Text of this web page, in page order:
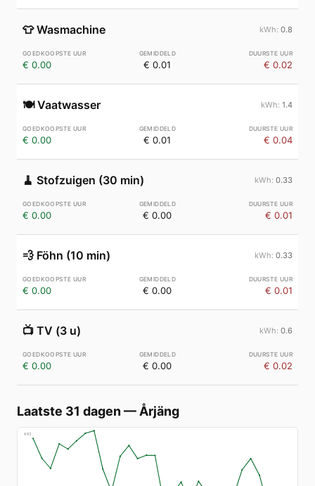
👕 Wasmachine 0.8
€ 0.00 € 0.01 € 0.02
🍽️ Vaatwasser 1.4
€ 0.00 € 0.01 € 0.04
🧹 Stofzuigen (30 min) 0.33
€ 0.00 € 0.00 € 0.01
💨 Föhn (10 min) 0.33
€ 0.00 € 0.00 € 0.01
📺 TV (3 u) 0.6
€ 0.00 € 0.00 € 0.02
Laatste 31 dagen — Årjäng
€83